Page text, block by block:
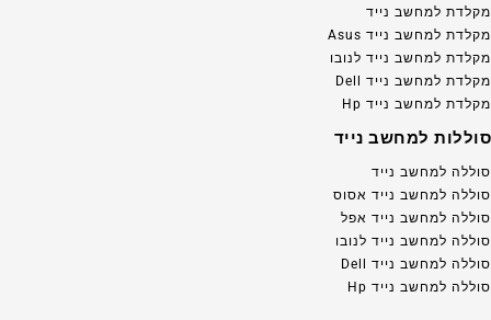
מקלדת למחשב נייד
מקלדת למחשב נייד Asus
מקלדת למחשב נייד לנובו
מקלדת למחשב נייד Dell
מקלדת למחשב נייד Hp
סוללות למחשב נייד
סוללה למחשב נייד
סוללה למחשב נייד אסוס
סוללה למחשב נייד אפל
סוללה למחשב נייד לנובו
סוללה למחשב נייד Dell
סוללה למחשב נייד Hp